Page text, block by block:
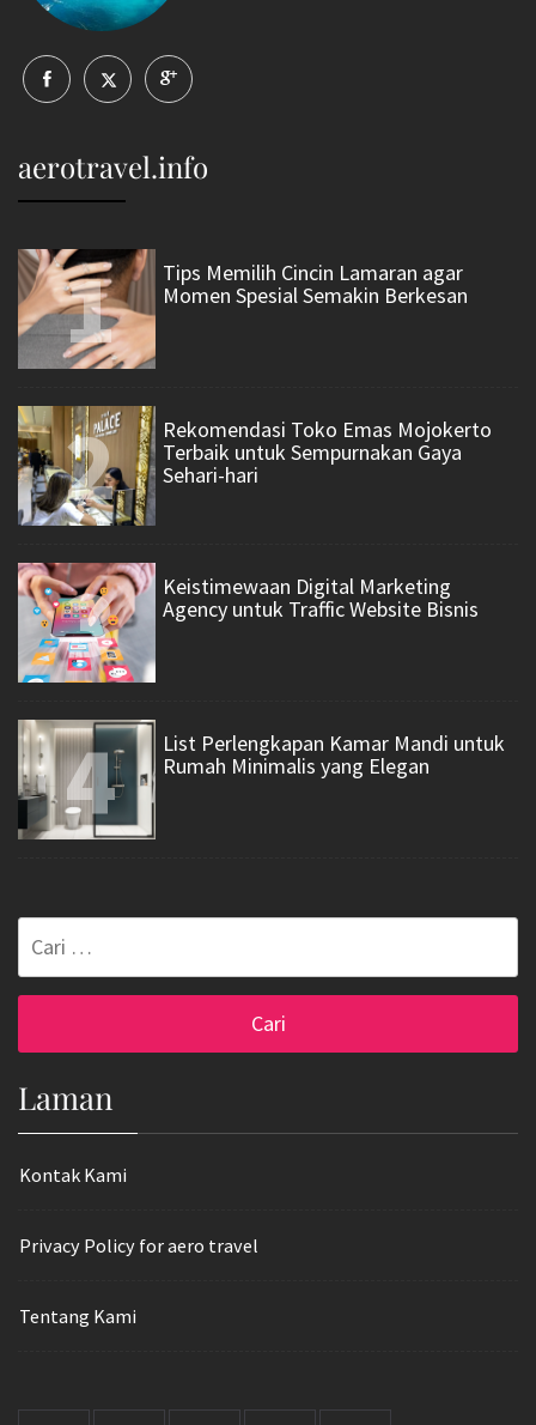
aerotravel.info
1
Tips Memilih Cincin Lamaran agar
Momen Spesial Semakin Berkesan
2
Rekomendasi Toko Emas Mojokerto
Terbaik untuk Sempurnakan Gaya
Sehari-hari
3
Keistimewaan Digital Marketing
Agency untuk Traffic Website Bisnis
4
List Perlengkapan Kamar Mandi untuk
Rumah Minimalis yang Elegan
Laman
Kontak Kami
Privacy Policy for aero travel
Tentang Kami